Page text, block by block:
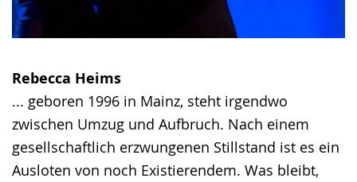
Rebecca Heims
... geboren 1996 in Mainz, steht irgendwo
zwischen Umzug und Aufbruch. Nach einem
gesellschaftlich erzwungenen Stillstand ist es ein
Ausloten von noch Existierendem. Was bleibt,